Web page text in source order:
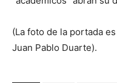
(La foto de la portada
Juan Pablo Duarte).